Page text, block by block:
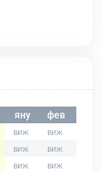
яну фев